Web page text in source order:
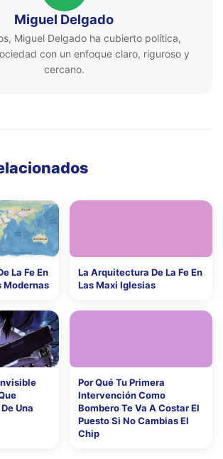
Miguel Delgado
Miguel Delgado ha cubierto política,
con un enfoque claro, riguroso y
cercano.
La Fe En
Modernas
La Arquitectura De La Fe En
Las Maxi Iglesias
Una
Por Qué Tu Primera
Intervención Como
Bombero Te Va A Costar El
Puesto Si No Cambias El
Chip